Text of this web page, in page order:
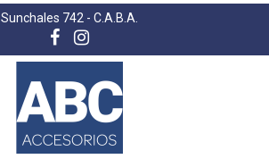
Sunchales 742 - C.A.B.A.